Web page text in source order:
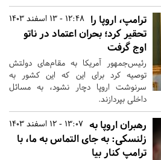
12:48 - 13 اسفند 1403 ترامپ، اروپا را
تحقیر کرد؛ بحران اعتماد در ناتو
اوج گرفت
رئیس‌جمهور آمریکا به مقام‌های دولتش
توصیه کرد برای این که این کشور به
سرنوشت اروپا دچار نشود، به مسائل
داخلی بپردازند.
13:07 - 12 اسفند 1403 رهبران اروپا به
زلنسکی: به جای التماس به ما، با
ترامپ کنار بیا